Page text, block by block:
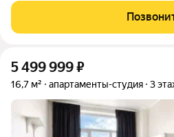
ваш шанс на комфортную жизнь
Площадь помещения со вторым
5 499 999₽
16,7 м² апартаменты-студия 3